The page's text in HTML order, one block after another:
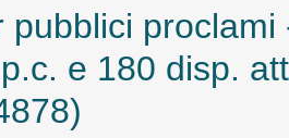
pubblici
e 180 disp.